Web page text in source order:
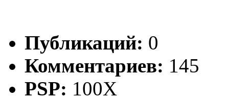
Публикаций: 0
Комментариев: 145
PSP: 100X